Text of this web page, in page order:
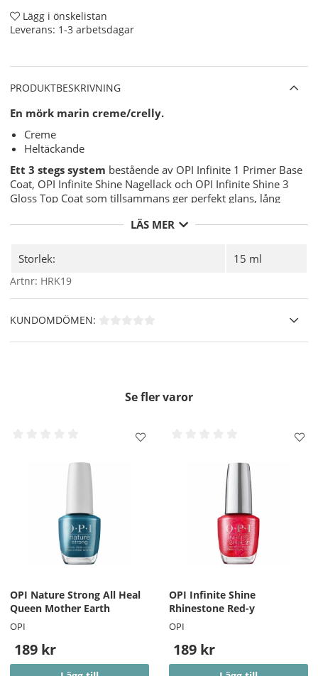
Lägg i önskelistan
Leverans: 1-3 arbetsdagar
PRODUKTBESKRIVNING
En mörk marin creme/crelly.
Creme
Heltäckande
Ett 3 stegs system bestående av OPI Infinite 1 Primer Base
Coat, OPI Infinite Shine Nagellack och OPI Infinite Shine 3
Gloss Top Coat som tillsammans ger perfekt glans, lång
Förbered din nagel för OPI Infinite Shine Nagellacken
grundlig desinficering av din nagelplatta före
applicering av ditt nagellack.
Primer Base Coat
Där efter applicerar du 2 tunna lager av valfri färg från
Shine 3 Gloss Top Coatför att försegla och skydda,
OPI Pro Spa Nail & Cuticle Oil.
- Använd en bomullsrondeller eller OPI Expert
Touch Lint-Free Nail Wipes
doppade i Expert Touch
LÄS MER
Storlek: 15 ml
Artnr: HRK19
KUNDOMDÖMEN:
Se fler varor
OPI Nature Strong All Heal
Queen Mother Earth
OPI
189 kr
OPI Infinite Shine
Rhinestone Red-y
OPI
189 kr